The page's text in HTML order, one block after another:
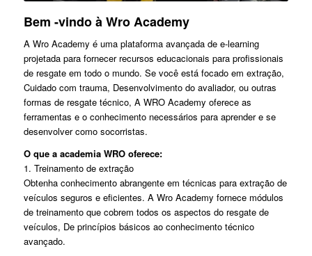
Bem -vindo à Wro Academy
A Wro Academy é uma plataforma avançada de e-learning
projetada para fornecer recursos educacionais para profissionais
de resgate em todo o mundo. Se você está focado em extração,
Cuidado com trauma, Desenvolvimento do avaliador, ou outras
formas de resgate técnico, A WRO Academy oferece as
ferramentas e o conhecimento necessários para aprender e se
desenvolver como socorristas.
O que a academia WRO oferece:
1. Treinamento de extração
Obtenha conhecimento abrangente em técnicas para extração de
veículos seguros e eficientes. A Wro Academy fornece módulos
de treinamento que cobrem todos os aspectos do resgate de
veículos, De princípios básicos ao conhecimento técnico
avançado.